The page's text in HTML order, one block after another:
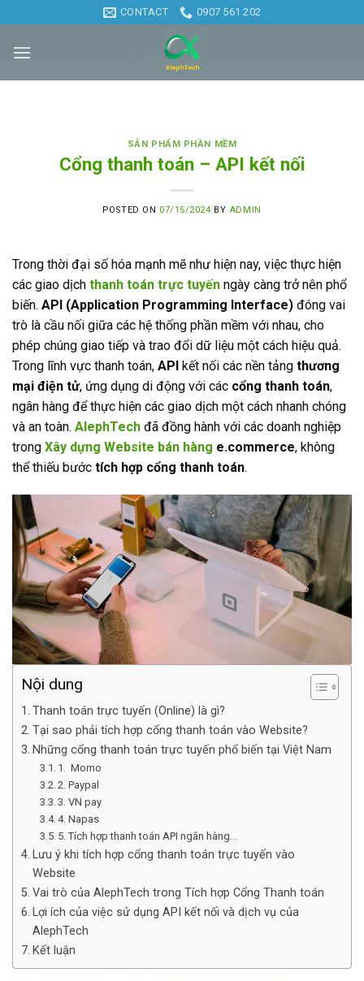
to
content
CONTACT 0907 561 202
SẢN PHẨM PHẦN MỀM
Cổng thanh toán – API kết nối
POSTED ON 07/15/2024 BY ADMIN
Trong thời đại số hóa mạnh mẽ như hiện nay, việc thực hiện
các giao dịch thanh toán trực tuyến ngày càng trở nên phổ
biến. API (Application Programming Interface) đóng vai
trò là cầu nối giữa các hệ thống phần mềm với nhau, cho
phép chúng giao tiếp và trao đổi dữ liệu một cách hiệu quả.
Trong lĩnh vực thanh toán, API kết nối các nền tảng thương
mại điện tử, ứng dụng di động với các cổng thanh toán,
ngân hàng để thực hiện các giao dịch một cách nhanh chóng
và an toàn. AlephTech đã đồng hành với các doanh nghiệp
trong Xây dựng Website bán hàng e.commerce, không
thể thiếu bước tích hợp cổng thanh toán.
Nội dung
Thanh toán trực tuyến (Online) là gì?
Tại sao phải tích hợp cổng thanh toán vào Website?
Những cổng thanh toán trực tuyến phổ biến tại Việt Nam
1. Momo
2. Paypal
3. VN pay
4. Napas
5. Tích hợp thanh toán API ngân hàng…
Lưu ý khi tích hợp cổng thanh toán trực tuyến vào
Website
Vai trò của AlephTech trong Tích hợp Cổng Thanh toán
Lợi ích của việc sử dụng API kết nối và dịch vụ của
AlephTech
Kết luận